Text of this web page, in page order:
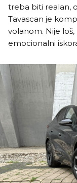
treba biti realan,
Tavascan je
volanom. Nije
emocionalni